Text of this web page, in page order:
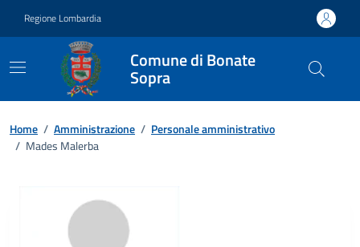
Regione Lombardia
Comune di Bonate
Sopra
Home / Amministrazione / Personale amministrativo
/ Mades Malerba